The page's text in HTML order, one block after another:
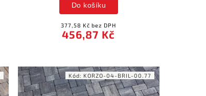
377,58 Kč bez DPH
456,87 Kč
Do košíku
Kód: KORZO-04-BRIL-00.77